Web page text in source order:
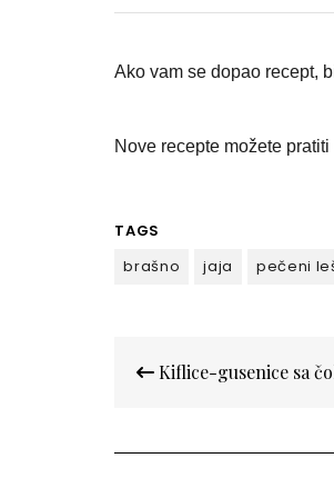
Ako vam se dopao recept,
Nove recepte možete
TAGS
brašno
jaja pečeni
чланка
Kiflice-gusenice sa